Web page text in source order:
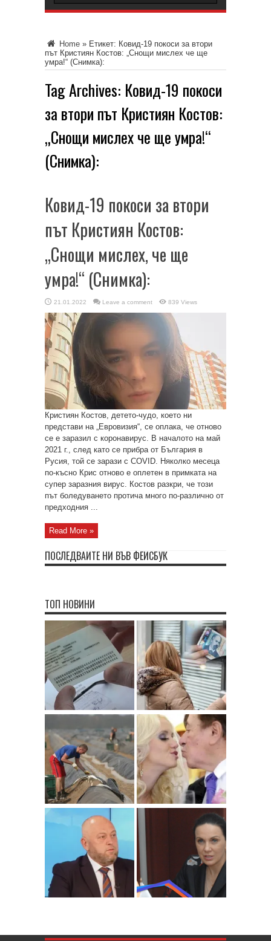
Home » Етикет: Ковид-19 покоси за втори
път Кристиян Костов: „Снощи мислех че ще
умра!“ (Снимка):
Tag Archives: Ковид-19 покоси
за втори път Кристиян Костов:
„Снощи мислех че ще умра!“
(Снимка):
Ковид-19 покоси за втори
път Кристиян Костов:
„Снощи мислех, че ще
умра!“ (Снимка):
21.01.2022 Leave a comment 839 Views
Кристиян Костов, детето-чудо, което ни
представи на „Евровизия“, се оплака, че отново
се е заразил с коронавирус. В началото на май
2021 г., след като се прибра от България в
Русия, той се зарази с COVID. Няколко месеца
по-късно Крис отново е оплетен в примката на
супер заразния вирус. Костов разкри, че този
път боледуването протича много по-различно от
предходния ...
Read More »
ПОСЛЕДВАЙТЕ НИ ВЪВ ФЕЙСБУК
ТОП НОВИНИ